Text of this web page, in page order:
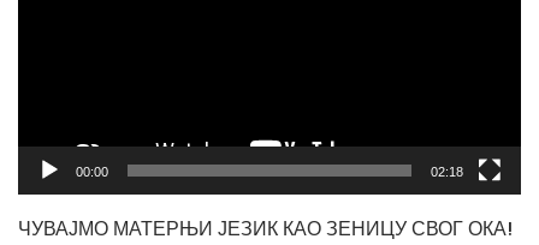
00:00 02:18
ЧУВАЈМО МАТЕРЊИ ЈЕЗИК КАО ЗЕНИЦУ СВОГ ОКА!